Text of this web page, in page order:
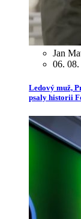
Jan
06.
Ledový muž,
psaly historii